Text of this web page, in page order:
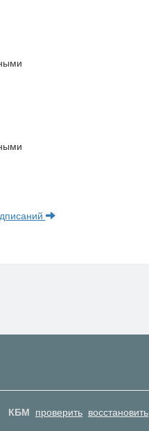
КБМ проверить восстановить